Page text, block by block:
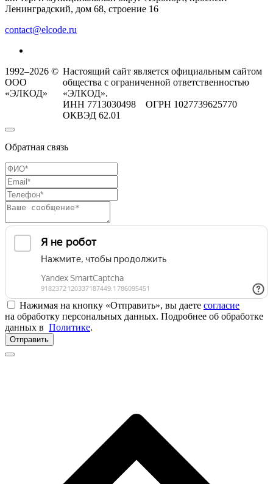
Ленинградский, дом 68, строение 16
contact@elcode.ru
1992–2026 ©
ООО
«ЭЛКОД»
Настоящий сайт является официальным сайтом
общества с ограниченной ответственностью
«ЭЛКОД».
ИНН 7713030498 ОГРН 1027739625770
ОКВЭД 62.01
Обратная связь
Нажимая на кнопку «Отправить», вы даете согласие
на обработку персональных данных. Подробнее об обработке
данных в Политике.
Отправить